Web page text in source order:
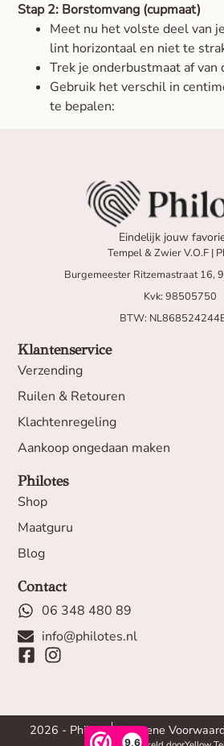
9,6
Stap 2: Borstomvang (cupmaat)
Meet nu het volste deel van
lint horizontaal en niet te
Trek je onderbustmaat af van
Gebruik het verschil in
te bepalen:
Eindelijk jouw
Tempel & Zwier V.O.F |
Burgemeester Ritzemastraat 16,
Kvk: 98505750
BTW:
Klantenservice
Verzending
Ruilen & Retouren
Klachtenregeling
Aankoop ongedaan maken
Philotes
Shop
Maatguru
Blog
Contact
06 348 480 89
info@philotes.nl
2026 - PhilotesAlgemene